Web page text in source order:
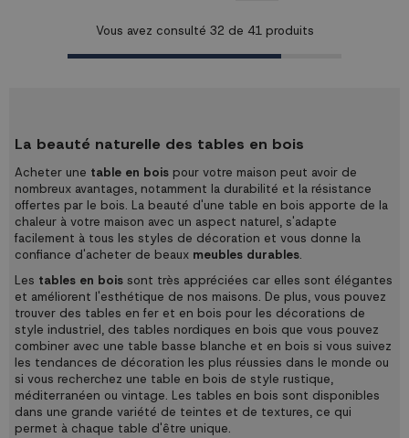
Vous avez consulté 32 de 41produits
La beauté naturelle des tables en bois
Acheter une table en bois pour votre maison peut avoir de
nombreux avantages, notamment la durabilité et la résistance
offertes par le bois. La beauté d'une table en bois apporte de la
chaleur à votre maison avec un aspect naturel, s'adapte
facilement à tous les styles de décoration et vous donne la
confiance d'acheter de beaux meubles durables.
Les tables en bois sont très appréciées car elles sont élégantes
et améliorent l'esthétique de nos maisons. De plus, vous pouvez
trouver des tables en fer et en bois pour les décorations de
style industriel, des tables nordiques en bois que vous pouvez
combiner avec une table basse blanche et en bois si vous suivez
les tendances de décoration les plus réussies dans le monde ou
si vous recherchez une table en bois de style rustique,
méditerranéen ou vintage. Les tables en bois sont disponibles
dans une grande variété de teintes et de textures, ce qui
permet à chaque table d'être unique.